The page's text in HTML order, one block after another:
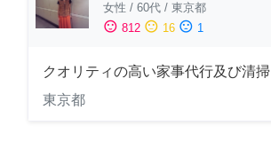
女性 / 60代 / 東京都
sentiment_satisfied 812 sentiment_neutral 16 sentiment_dissatisfied 1
クオリティの高い家事代行及び清掃
東京都